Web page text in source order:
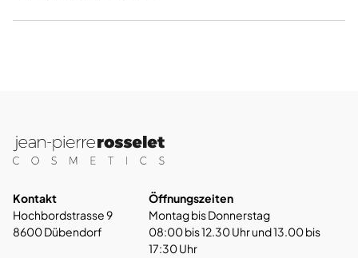
Kontakt
Hochbordstrasse 9
8600 Dübendorf
Öffnungszeiten
Montag bis Donnerstag
08:00 bis 12.30 Uhr und 13.00 bis
17:30 Uhr